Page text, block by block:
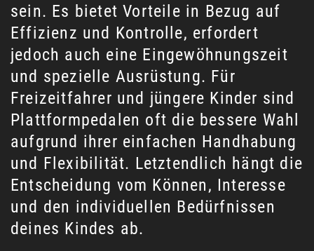
sein. Es bietet Vorteile in Bezug auf
Effizienz und Kontrolle, erfordert
jedoch auch eine Eingewöhnungszeit
und spezielle Ausrüstung. Für
Freizeitfahrer und jüngere Kinder sind
Plattformpedalen oft die bessere Wahl
aufgrund ihrer einfachen Handhabung
und Flexibilität. Letztendlich hängt die
Entscheidung vom Können, Interesse
und den individuellen Bedürfnissen
deines Kindes ab.